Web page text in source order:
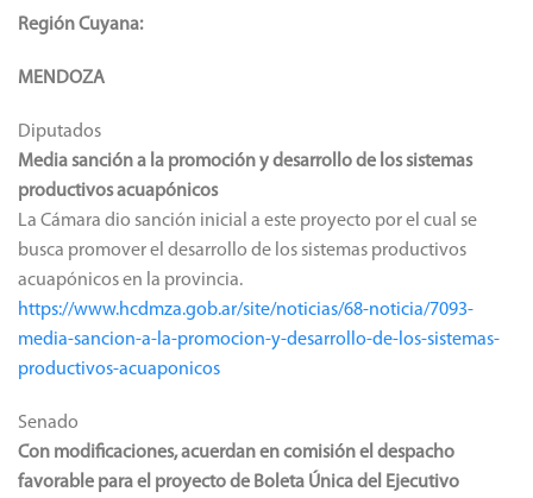
Región Cuyana:
MENDOZA
Diputados
Media sanción a la promoción y desarrollo de los sistemas
productivos acuapónicos
La Cámara dio sanción inicial a este proyecto por el cual se
busca promover el desarrollo de los sistemas productivos
acuapónicos en la provincia.
https://www.hcdmza.gob.ar/site/noticias/68-noticia/7093-
media-sancion-a-la-promocion-y-desarrollo-de-los-sistemas-
productivos-acuaponicos
Senado
Con modificaciones, acuerdan en comisión el despacho
favorable para el proyecto de Boleta Única del Ejecutivo